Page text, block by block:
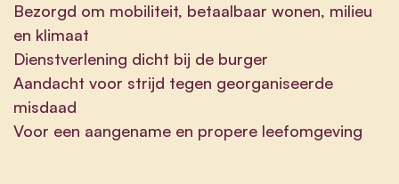
Bezorgd om mobiliteit, betaalbaar wonen, milieu
en klimaat
Dienstverlening dicht bij de burger
Aandacht voor strijd tegen georganiseerde
misdaad
Voor een aangename en propere leefomgeving